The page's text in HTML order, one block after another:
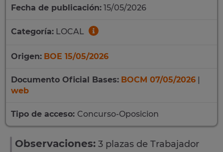
Fecha de publicación: 15/05/2026
Categoría: LOCAL
Origen: BOE 15/05/2026
Documento Oficial Bases: BOCM 07/05/2026 |
web
Tipo de acceso: Concurso-Oposicion
Observaciones: 3 plazas de Trabajador